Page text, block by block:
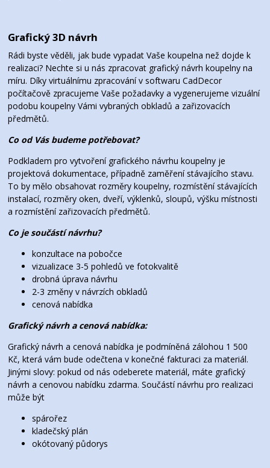
Grafický 3D návrh
Rádi byste věděli, jak bude vypadat Vaše koupelna než dojde k
realizaci? Nechte si u nás zpracovat grafický návrh koupelny na
míru. Díky virtuálnímu zpracování v softwaru CadDecor
počítačově zpracujeme Vaše požadavky a vygenerujeme vizuální
podobu koupelny Vámi vybraných obkladů a zařizovacích
předmětů.
Co od Vás budeme potřebovat?
Podkladem pro vytvoření grafického návrhu koupelny je
projektová dokumentace, případně zaměření stávajícího stavu.
To by mělo obsahovat rozměry koupelny, rozmístění stávajících
instalací, rozměry oken, dveří, výklenků, sloupů, výšku místnosti
a rozmístění zařizovacích předmětů.
Co je součástí návrhu?
konzultace na pobočce
vizualizace 3-5 pohledů ve fotokvalitě
drobná úprava návrhu
2-3 změny v návrzích obkladů
cenová nabídka
Grafický návrh a cenová nabídka:
Grafický návrh a cenová nabídka je podmíněná zálohou 1 500
Kč, která vám bude odečtena v konečné fakturaci za materiál.
Jinými slovy: pokud od nás odeberete materiál, máte grafický
návrh a cenovou nabídku zdarma. Součástí návrhu pro realizaci
může být
spárořez
kladečský plán
okótovaný půdorys